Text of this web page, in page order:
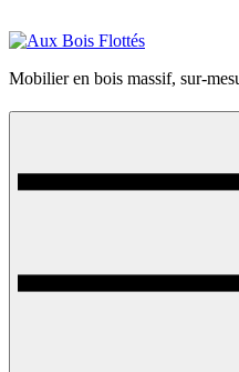
Mobilier en bois massif, sur-